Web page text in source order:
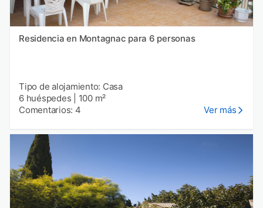
Residencia en Montagnac para 6 personas
Tipo de alojamiento: Casa
6 huéspedes
100 m²
Comentarios: 4
Ver más